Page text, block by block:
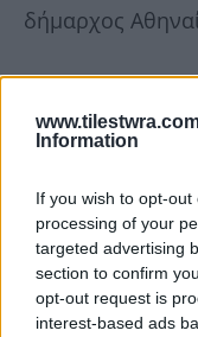
Information
If you wish to opt-
processing of your
targeted advertising
section to confirm
opt-out request is
interest-based ads
δήμαρχος